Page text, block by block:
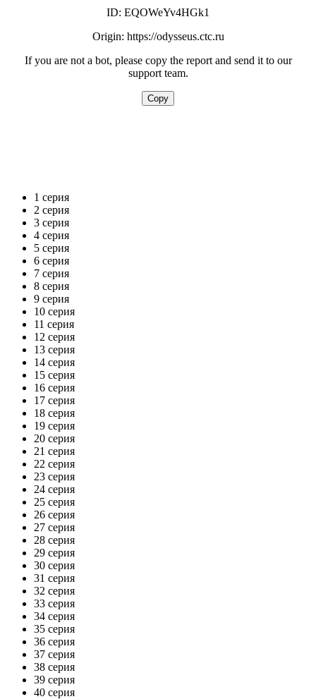
1 серия
2 серия
3 серия
4 серия
5 серия
6 серия
7 серия
8 серия
9 серия
10 серия
11 серия
12 серия
13 серия
14 серия
15 серия
16 серия
17 серия
18 серия
19 серия
20 серия
21 серия
22 серия
23 серия
24 серия
25 серия
26 серия
27 серия
28 серия
29 серия
30 серия
31 серия
32 серия
33 серия
34 серия
35 серия
36 серия
37 серия
38 серия
39 серия
40 серия